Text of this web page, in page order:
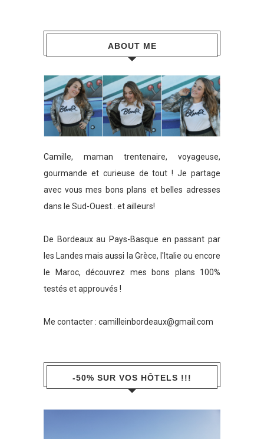
ABOUT ME
Camille, maman trentenaire, voyageuse,
gourmande et curieuse de tout ! Je partage
avec vous mes bons plans et belles adresses
dans le Sud-Ouest.. et ailleurs!
De Bordeaux au Pays-Basque en passant par
les Landes mais aussi la Grèce, l'Italie ou encore
le Maroc, découvrez mes bons plans 100%
testés et approuvés !
Me contacter : camilleinbordeaux@gmail.com
-50% SUR VOS HÔTELS !!!